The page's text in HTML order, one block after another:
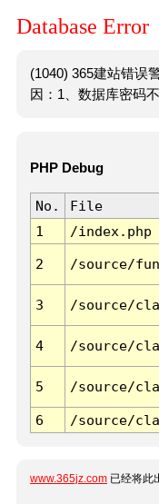
Database Error
(1040) 365建站错误
因：1、数据库密码
PHP Debug
No. File
1
/index.php
2 /source/
3 /source/
4 /source/
5 /source/
6 /source/
www.365jz.com 已经将此